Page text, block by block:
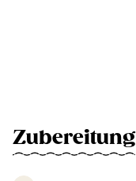
Zubereitung